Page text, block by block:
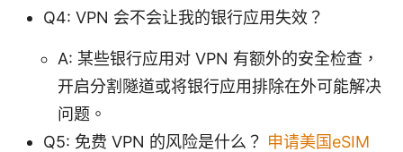
Q4: VPN 会不会让我的银行应用失效？
A: 某些银行应用对 VPN 有额外的安全检查，
开启分割隧道或将银行应用排除在外可能解决
问题。
Q5: 免费 VPN 的风险是什么？ 申请美国eSIM